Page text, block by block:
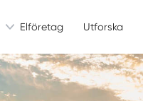
Elföretag Utforska